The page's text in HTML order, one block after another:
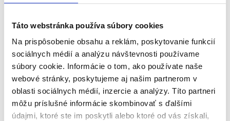
Táto webstránka používa súbory cookies
Na prispôsobenie obsahu a reklám, poskytovanie funkcií
sociálnych médií a analýzu návštevnosti používame
súbory cookie. Informácie o tom, ako používate naše
webové stránky, poskytujeme aj našim partnerom v
oblasti sociálnych médií, inzercie a analýzy. Títo partneri
môžu príslušné informácie skombinovať s ďalšími
údajmi, ktoré ste im poskytli alebo ktoré od vás získali,